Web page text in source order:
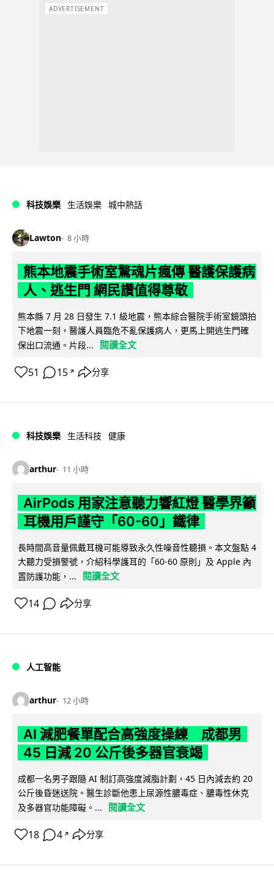
ADVERTISEMENT
科技娛樂 生活娛樂 城中熱話
Lawton 8 小時
熊本地震手術室驚魂片瘋傳 醫護保護病
人、逃生門 網民讚值得尊敬
熊本縣 7 月 28 日發生 7.1 級地震，熊本綜合醫院手術室鏡頭拍
下地震一刻，醫護人員臨危不亂保護病人，更馬上開逃生門確
保出口流通。片段...
閱讀全文
51 15 ↗ 分享
科技娛樂 生活科技 健康
arthur 11 小時
AirPods 用家注意聽力響紅燈 醫學界籲
耳機用戶謹守「60-60」鐵律
長時間高音量佩戴耳機可能導致永久性噪音性聽損。本文盤點 4
大聽力受損警號，介紹科學護耳的「60-60 原則」及 Apple 內
置防護功能，...
閱讀全文
14 分享
人工智能
arthur 12 小時
AI 減肥餐單配合高強度操練 成都男
45 日減 20 公斤後多器官衰竭
成都一名男子跟隨 AI 制訂高強度減脂計劃，45 日內減去約 20
公斤後昏迷送院。醫生診斷他患上尿源性膿毒症、膿毒性休克
及多器官功能障礙。...
閱讀全文
18 4 ↗ 分享